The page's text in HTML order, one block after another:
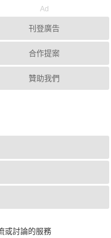
Ad
刊登廣告
合作提案
贊助我們
或討論的服務